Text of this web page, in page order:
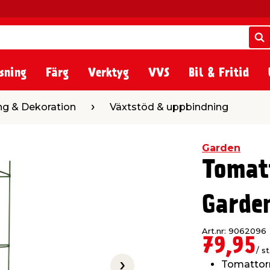
Färg Verktyg VVS Bil & Fritid
Växtstöd & uppbindning
& Dekoration Växtstöd & uppbindning
Garden
Art.nr: 9062096
79,95/ st.